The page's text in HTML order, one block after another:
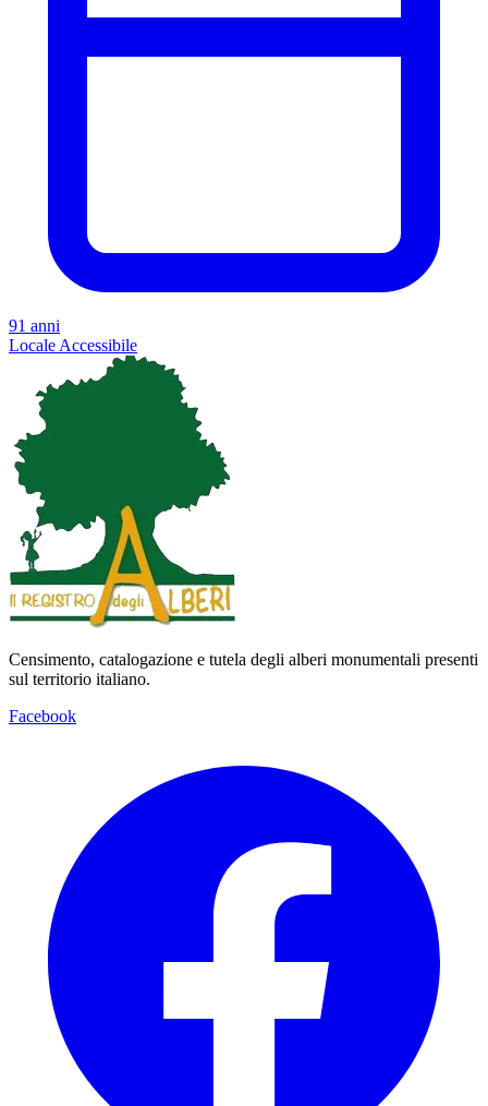
91 anni
Locale Accessibile
Censimento, catalogazione e tutela degli alberi monumentali presenti
sul territorio italiano.
Facebook